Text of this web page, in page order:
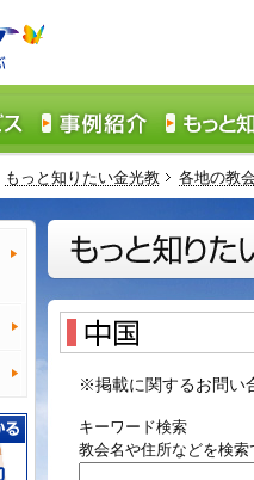
もっと知りたい金光教 各地の教
※掲載に関するお問い
キーワード検索
教会名や住所などを検